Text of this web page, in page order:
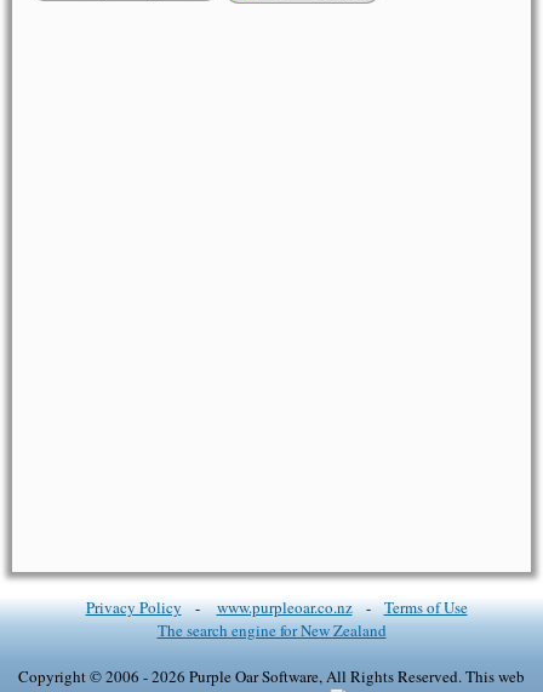
Privacy Policy-www.purpleoar.co.nz-Terms of Use
The search engine for New Zealand
Copyright © 2006 - 2026 Purple Oar Software, All Rights Reserved. This web